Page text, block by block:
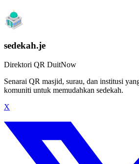
sedekah.je
Direktori QR DuitNow
Senarai QR masjid, surau, dan institusi
komuniti untuk memudahkan sedekah.
X